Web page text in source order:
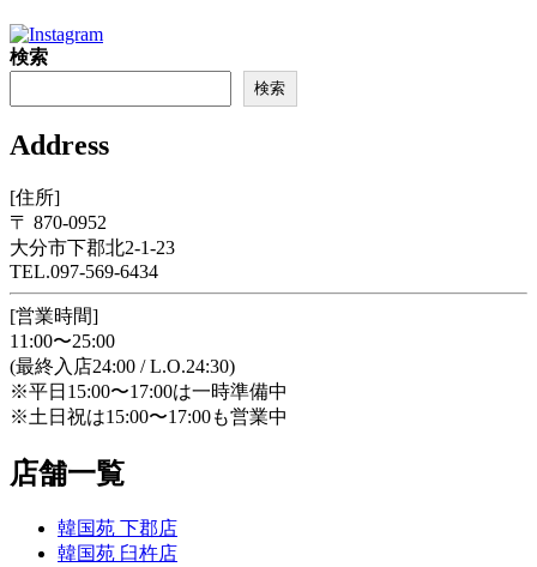
検索
検索
Address
[住所]
〒 870-0952
大分市下郡北2-1-23
TEL.097-569-6434
[営業時間]
11:00〜25:00
(最終入店24:00 / L.O.24:30)
※平日15:00〜17:00は一時準備中
※土日祝は15:00〜17:00も営業中
店舗一覧
韓国苑 下郡店
韓国苑 臼杵店